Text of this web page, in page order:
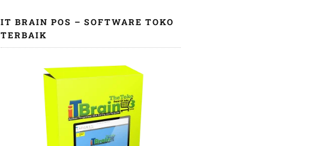
IT BRAIN POS – SOFTWARE TOKO
TERBAIK